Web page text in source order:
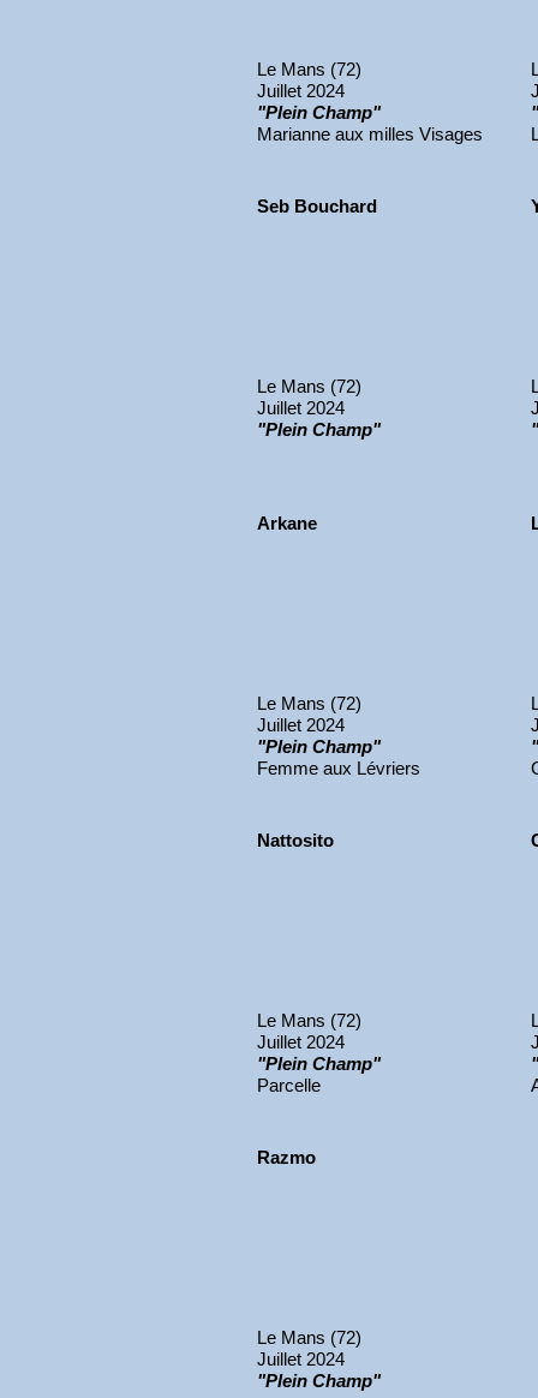
Le Mans (72)
Juillet 2024
"Plein Champ"
Marianne aux milles Visages
Seb Bouchard
Le Mans (72)
Juillet 2024
"Plein Champ"
Arkane
Le Mans (72)
Juillet 2024
"Plein Champ"
Femme aux Lévriers
Nattosito
Le Mans (72)
Juillet 2024
"Plein Champ"
Parcelle
Razmo
Le Mans (72)
Juillet 2024
"Plein Champ"